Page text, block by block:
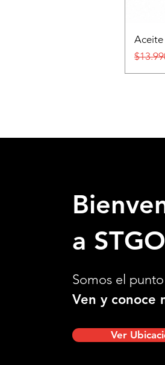
Aceite
Precio
a
Somos el
Ven y conoce
Ver